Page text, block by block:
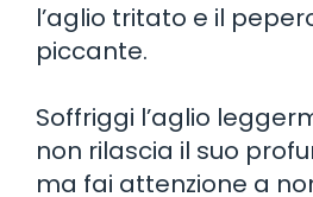
l’aglio tritato e il
piccante.
Soffriggi l’aglio
non rilascia il suo
ma fai attenzione a